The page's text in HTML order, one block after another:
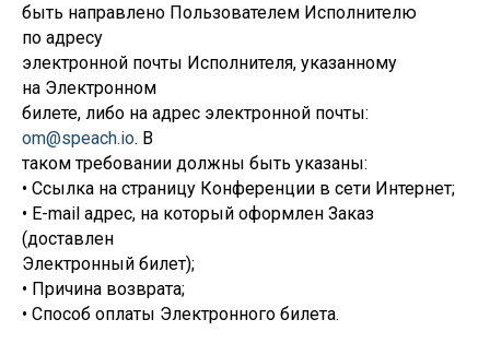
быть направлено Пользователем Исполнителю
по адресу
электронной почты Исполнителя, указанному
на Электронном
билете, либо на адрес электронной почты:
om@speach.io. В
таком требовании должны быть указаны:
• Ссылка на страницу Конференции в сети Интернет;
• E-mail адрес, на который оформлен Заказ
(доставлен
Электронный билет);
• Причина возврата;
• Способ оплаты Электронного билета.